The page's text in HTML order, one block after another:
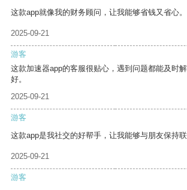
这款app就像我的财务顾问，让我能够省钱又省心。
2025-09-21
游客
这款加速器app的客服很贴心，遇到问题都能及时
好。
2025-09-21
游客
这款app是我社交的好帮手，让我能够与朋友保持联
2025-09-21
游客